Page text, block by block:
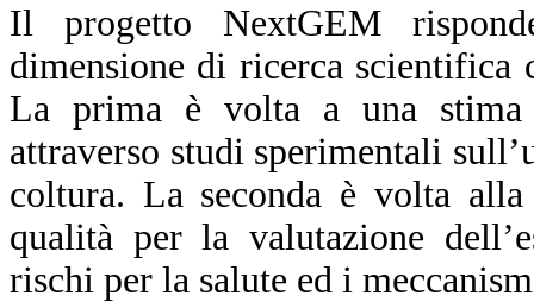
Il progetto NextGEM
dimensione di ricerca scientifica
La prima è volta a una stima
attraverso studi sperimentali
coltura. La seconda è volta
qualità per la valutazione
rischi per la salute ed i